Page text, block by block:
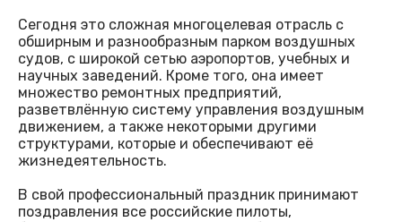
Сегодня это сложная многоцелевая отрасль с
обширным и разнообразным парком воздушных
судов, с широкой сетью аэропортов, учебных и
научных заведений. Кроме того, она имеет
множество ремонтных предприятий,
разветвлённую систему управления воздушным
движением, а также некоторыми другими
структурами, которые и обеспечивают её
жизнедеятельность.
В свой профессиональный праздник принимают
поздравления все российские пилоты,